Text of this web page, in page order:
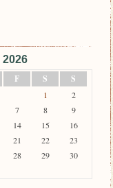
2026
F S S
1
2
7 8
9
14 15
16
21 22
23
28 29
30